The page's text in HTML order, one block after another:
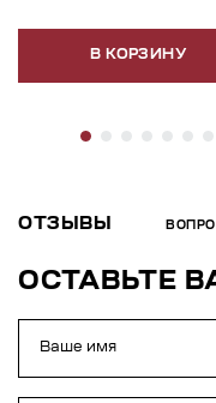
В КОРЗИНУ
ОТЗЫВЫ
ОСТАВЬТЕ